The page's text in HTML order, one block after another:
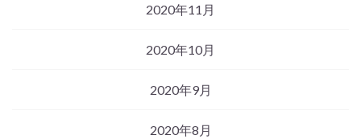
2020年11月
2020年10月
2020年9月
2020年8月